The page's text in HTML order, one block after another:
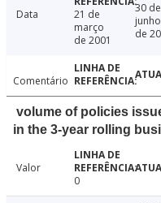
Data
21 de
março
de 2001
30 de
junho
de
Comentário
volume of policies
in the 3-year rolling
Valor
0